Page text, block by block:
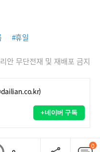
#휴일
안 무단전재 및 재배포 금지
+네이버 구독
0